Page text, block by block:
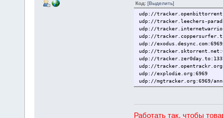
Код: [Выделить]
udp://
udp://tracker.leechers-
udp://
udp://
udp://
udp://
udp://
udp://
udp://explodie.org:6969
udp://mgtracker.org:6969/
Работать так, чтобы